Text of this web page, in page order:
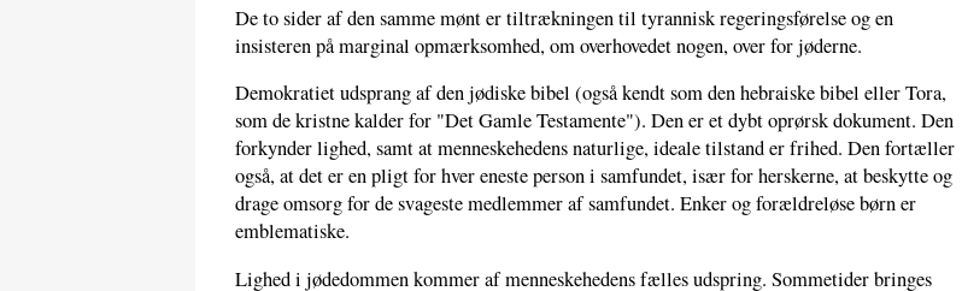
De to sider af den samme mønt er tiltrækningen til tyrannisk regeringsførelse og en
insisteren på marginal opmærksomhed, om overhovedet nogen, over for jøderne.
Demokratiet udsprang af den jødiske bibel (også kendt som den hebraiske bibel eller Tora,
som de kristne kalder for "Det Gamle Testamente"). Den er et dybt oprørsk dokument. Den
forkynder lighed, samt at menneskehedens naturlige, ideale tilstand er frihed. Den fortæller
også, at det er en pligt for hver eneste person i samfundet, især for herskerne, at beskytte og
drage omsorg for de svageste medlemmer af samfundet. Enker og forældreløse børn er
emblematiske.
Lighed i jødedommen kommer af menneskehedens fælles udspring. Sommetider bringes